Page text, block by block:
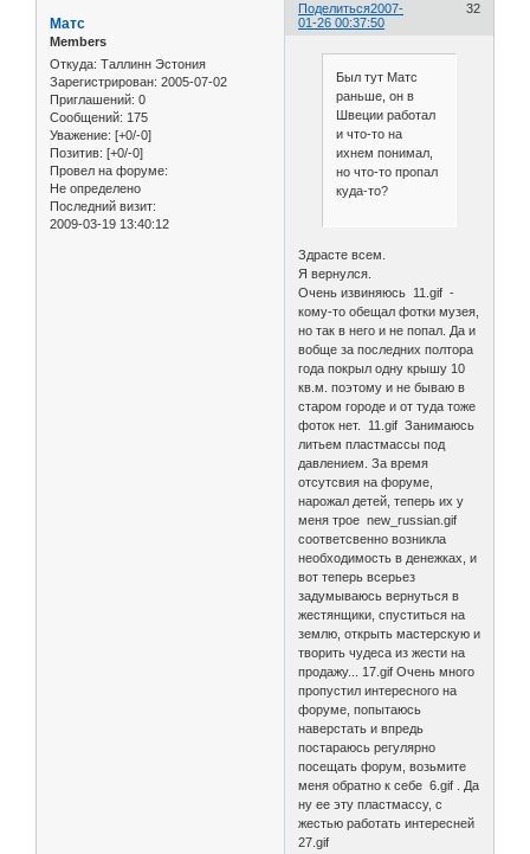
Поделиться 32
2007-
01-26 00:37:50
Матс
Members
Откуда: Таллинн Эстония
Зарегистрирован: 2005-07-02
Приглашений: 0
Сообщений: 175
Уважение: [+0/-0]
Позитив: [+0/-0]
Провел на форуме:
Не определено
Последний визит:
2009-03-19 13:40:12
Был тут Матс
раньше, он в
Швеции работал
и что-то на
ихнем понимал,
но что-то пропал
куда-то?
Здрасте всем.
Я вернулся.
Очень извиняюсь 11.gif -
кому-то обещал фотки музея,
но так в него и не попал. Да и
вобще за последних полтора
года покрыл одну крышу 10
кв.м. поэтому и не бываю в
старом городе и от туда тоже
фоток нет. 11.gif Занимаюсь
литьем пластмассы под
давлением. За время
отсутсвия на форуме,
нарожал детей, теперь их у
меня трое new_russian.gif
соответсвенно возникла
необходимость в денежках, и
вот теперь всерьез
задумываюсь вернуться в
жестянщики, спуститься на
землю, открыть мастерскую и
творить чудеса из жести на
продажу... 17.gif Очень много
пропустил интересного на
форуме, попытаюсь
наверстать и впредь
постараюсь регулярно
посещать форум, возьмите
меня обратно к себе 6.gif . Да
ну ее эту пластмассу, с
жестью работать интересней
27.gif